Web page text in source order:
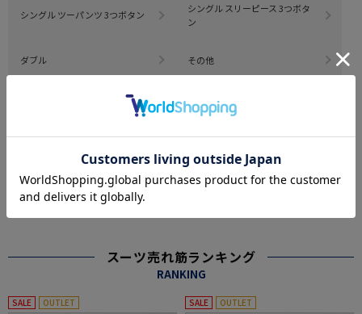
シングル ツーパンツ 3つボタン
シングル スリーピース 3つボタ
ン
ダブル その他
#スーツ ノータック
#スーツ 2つボタン
もっと見る
スーツ売れ筋ランキング
RANKING
SALE OUTLET SALE OUTLET